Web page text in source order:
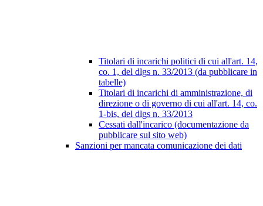
Titolari di incarichi politici di cui all'art. 14,
co. 1, del dlgs n. 33/2013 (da pubblicare in
tabelle)
Titolari di incarichi di amministrazione, di
direzione o di governo di cui all'art. 14, co.
1-bis, del dlgs n. 33/2013
Cessati dall'incarico (documentazione da
pubblicare sul sito web)
Sanzioni per mancata comunicazione dei dati